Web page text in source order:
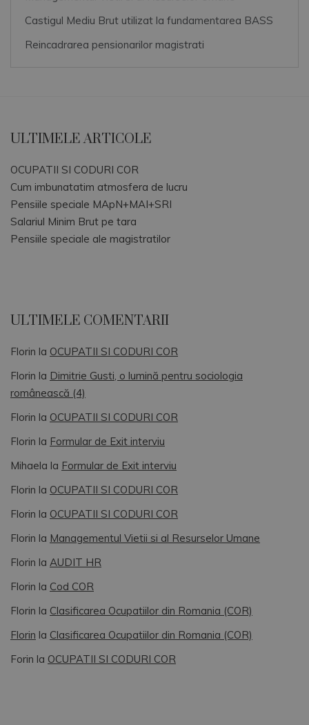
Castigul Mediu Brut utilizat la fundamentarea BASS
Reincadrarea pensionarilor magistrati
ULTIMELE ARTICOLE
OCUPATII SI CODURI COR
Cum imbunatatim atmosfera de lucru
Pensiile speciale MApN+MAI+SRI
Salariul Minim Brut pe tara
Pensiile speciale ale magistratilor
ULTIMELE COMENTARII
Florin la OCUPATII SI CODURI COR
Florin la Dimitrie Gusti, o lumină pentru sociologia
românească (4)
Florin la OCUPATII SI CODURI COR
Florin la Formular de Exit interviu
Mihaela la Formular de Exit interviu
Florin la OCUPATII SI CODURI COR
Florin la OCUPATII SI CODURI COR
Florin la Managementul Vietii si al Resurselor Umane
Florin la AUDIT HR
Florin la Cod COR
Florin la Clasificarea Ocupatiilor din Romania (COR)
Florin la Clasificarea Ocupatiilor din Romania (COR)
Forin la OCUPATII SI CODURI COR